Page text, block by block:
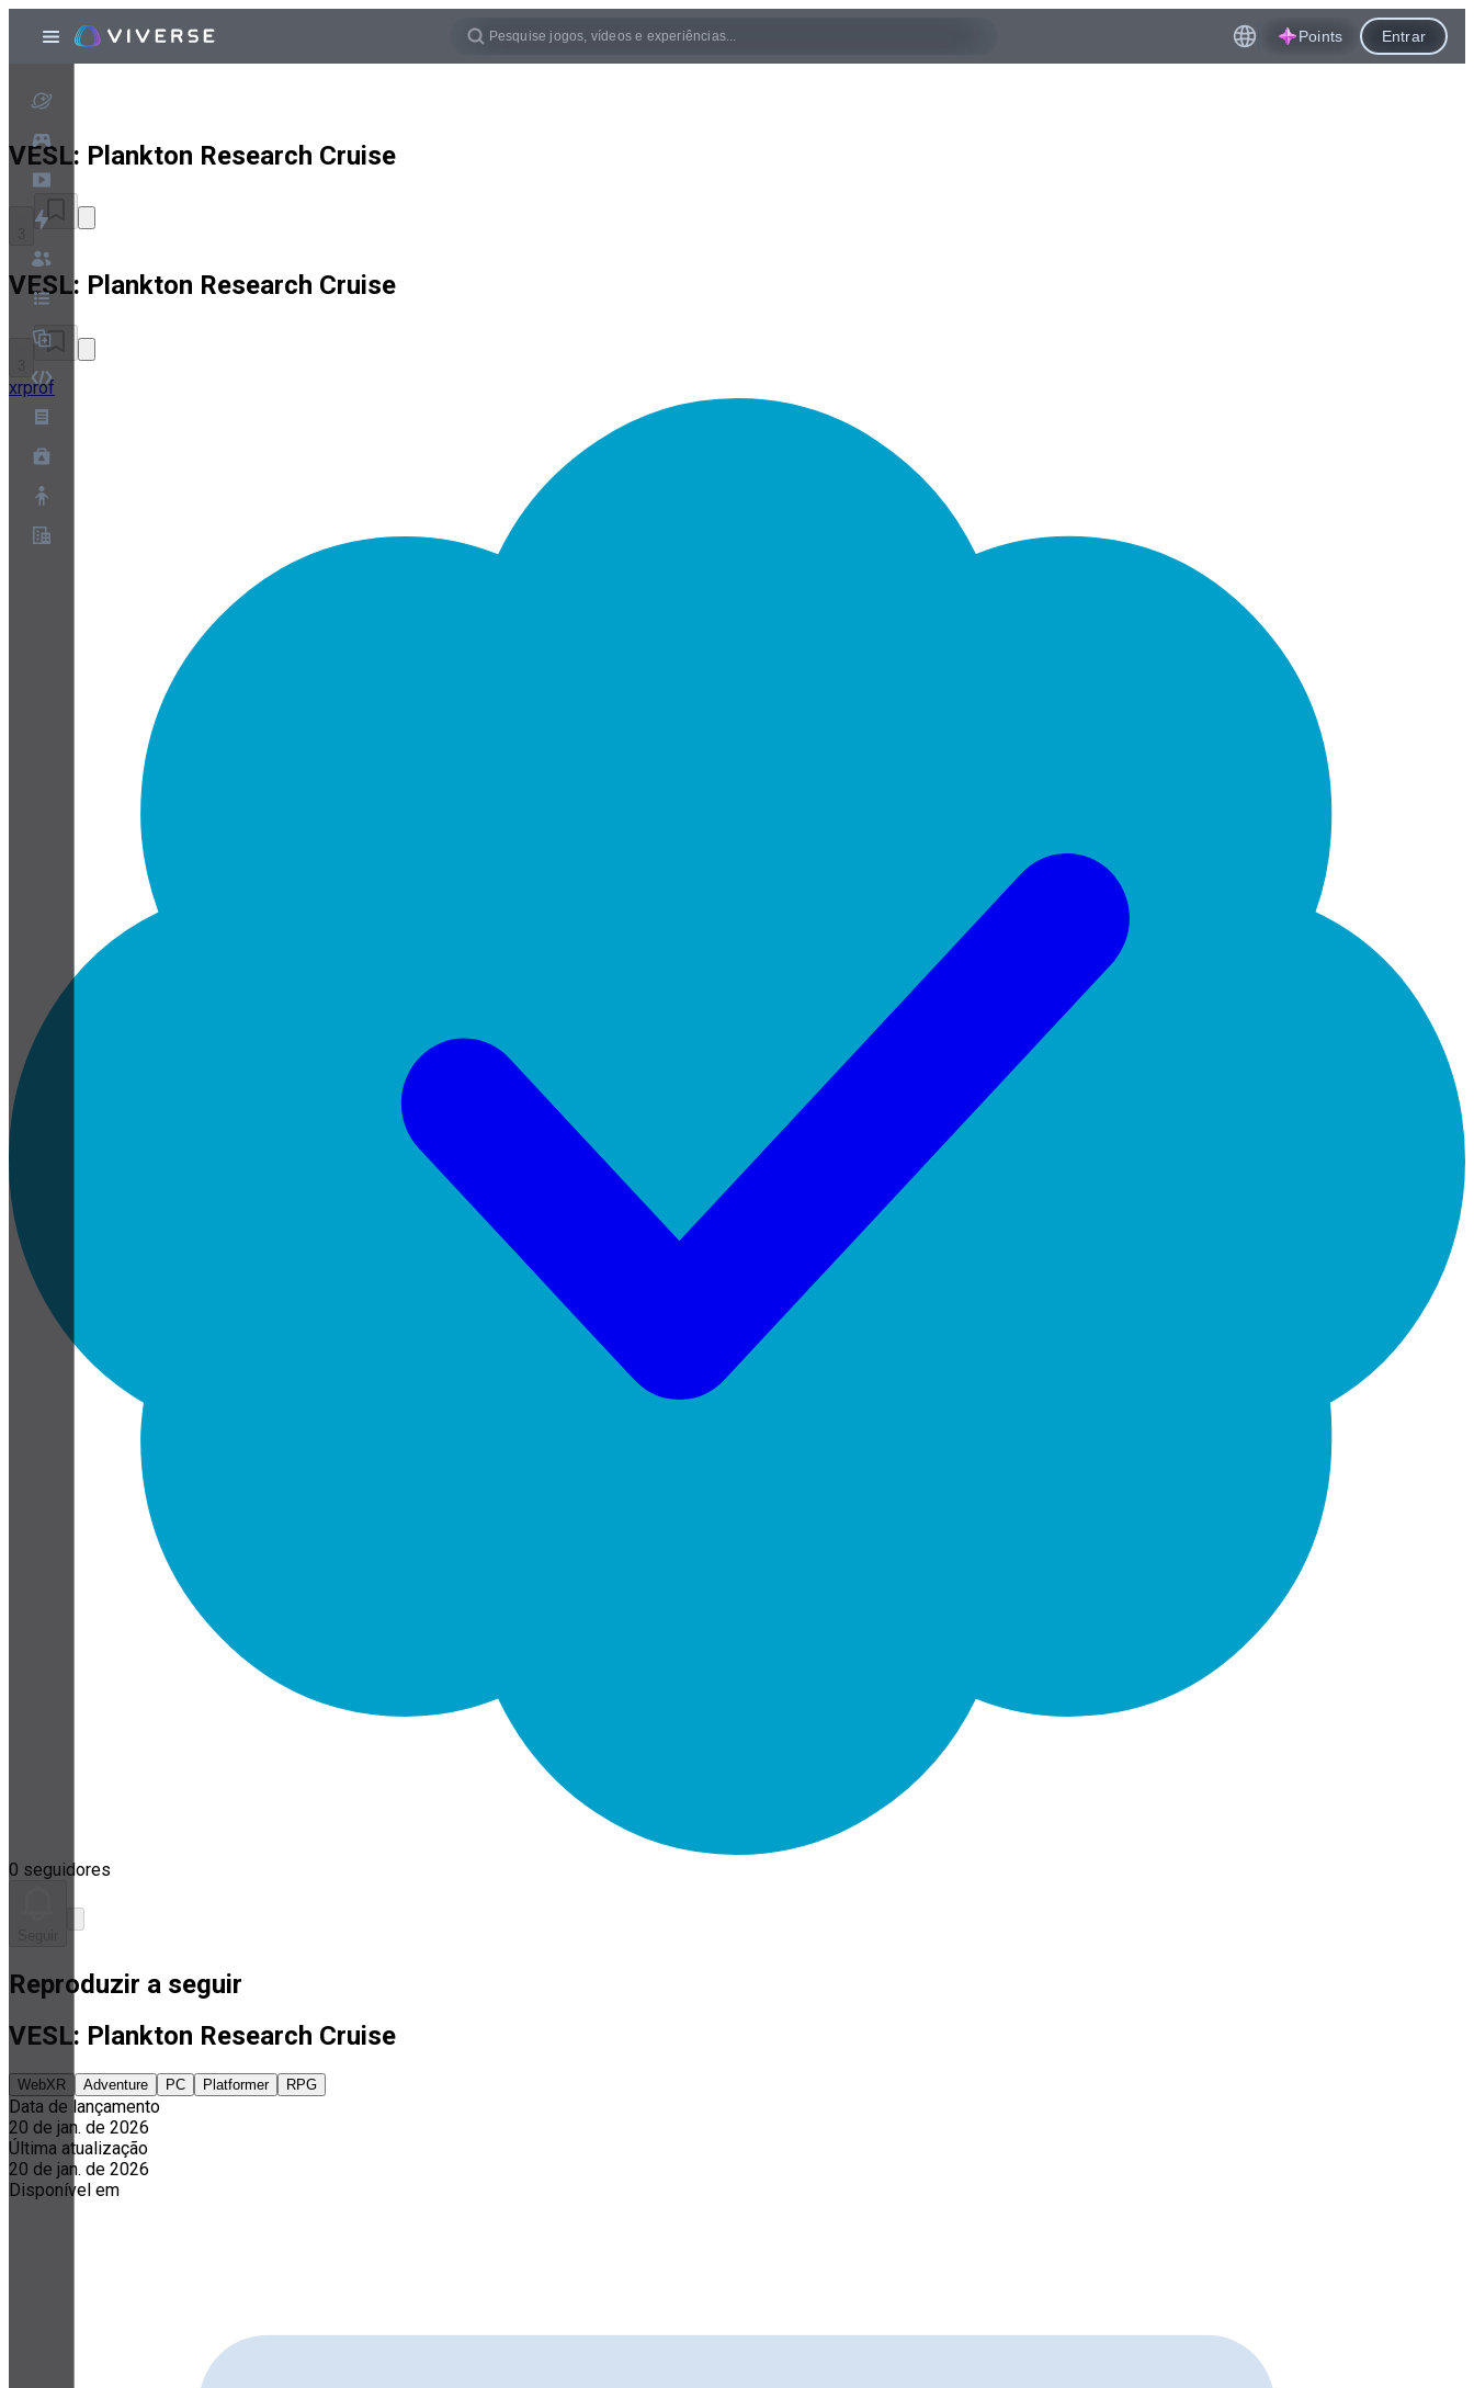
Configurações de Cookies
Whitepaper de segurança e privacidade
Points Entrar
VESL: Plankton Research Cruise
VESL: Plankton Research Cruise
xrprof
0 seguidores
Reproduzir a seguir
VESL: Plankton Research Cruise
WebXR Adventure PC Platformer RPG
Data de lançamento
20 de jan. de 2026
Última atualização
20 de jan. de 2026
Disponível em